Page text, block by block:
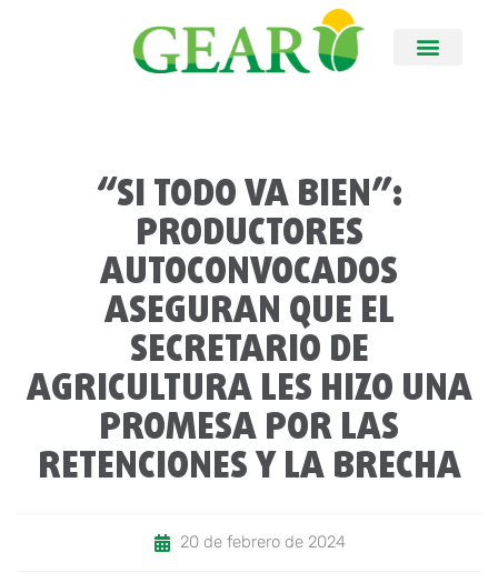
“SI TODO VA BIEN”:
PRODUCTORES
AUTOCONVOCADOS
ASEGURAN QUE EL
SECRETARIO DE
AGRICULTURA LES HIZO UNA
PROMESA POR LAS
RETENCIONES Y LA BRECHA
20 de febrero de 2024